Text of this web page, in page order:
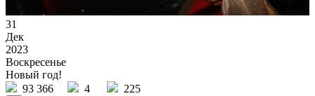
31
Дек
2023
Воскресенье
Новый год!
93 366
4 225